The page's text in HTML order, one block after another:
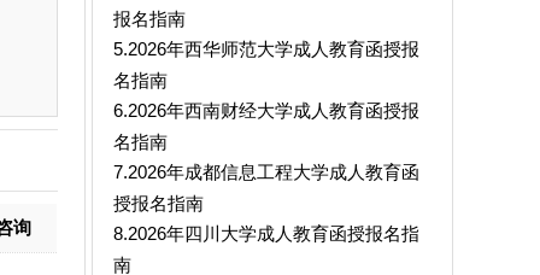
询
报名指南
5.2026年西华师范大学成人教育函授报
名指南
6.2026年西南财经大学成人教育函授报
名指南
7.2026年成都信息工程大学成人教育函
授报名指南
8.2026年四川大学成人教育函授报名指
南